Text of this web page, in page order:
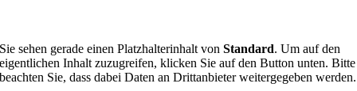
Sie sehen gerade einen Platzhalterinhalt vonStandard. Um auf den
eigentlichen Inhalt zuzugreifen, klicken Sie auf den Button unten. Bitte
beachten Sie, dass dabei Daten an Drittanbieter weitergegeben werden.